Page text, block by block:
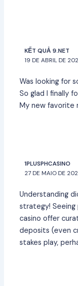
KẾT QUẢ 9.NET
19 DE ABRIL DE
Was looking for
So glad I finally
My new favorite
1PLUSPHCASINO
27 DE MAIO DE
Understanding
strategy!
casino offer
deposits (even
stakes play,